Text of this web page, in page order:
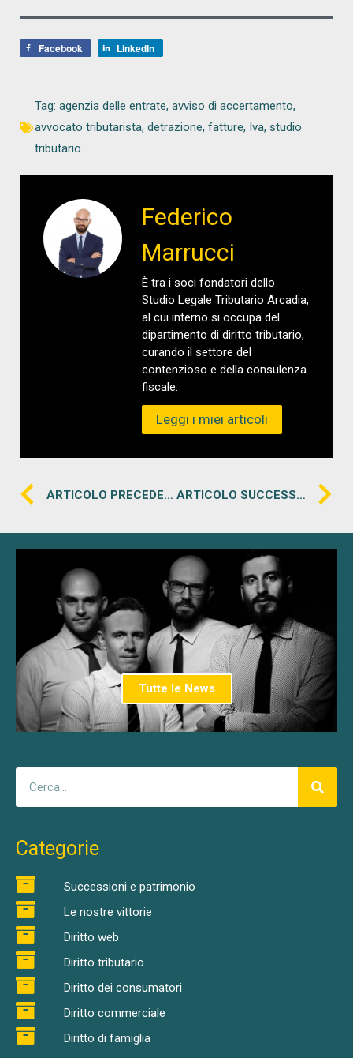
Facebook LinkedIn
Tag: agenzia delle entrate, avviso di accertamento,
avvocato tributarista, detrazione, fatture, Iva, studio
tributario
Federico
Marrucci
È tra i soci fondatori dello
Studio Legale Tributario Arcadia,
al cui interno si occupa del
dipartimento di diritto tributario,
curando il settore del
contenzioso e della consulenza
fiscale.
Leggi i miei articoli
ARTICOLO PRECEDENTE ARTICOLO SUCCESSIVO
Tutte le News
Categorie
Successioni e patrimonio
Le nostre vittorie
Diritto web
Diritto tributario
Diritto dei consumatori
Diritto commerciale
Diritto di famiglia